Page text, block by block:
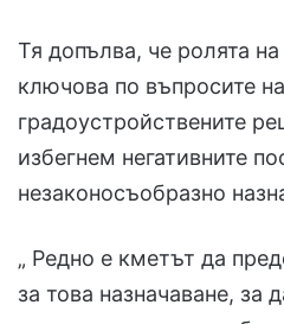
Тя допълва, че ролята
ключова по въпросите
градоустройствените
избегнем негативните
незаконосъобразно
„ Редно е кметът да
за това назначаване, за